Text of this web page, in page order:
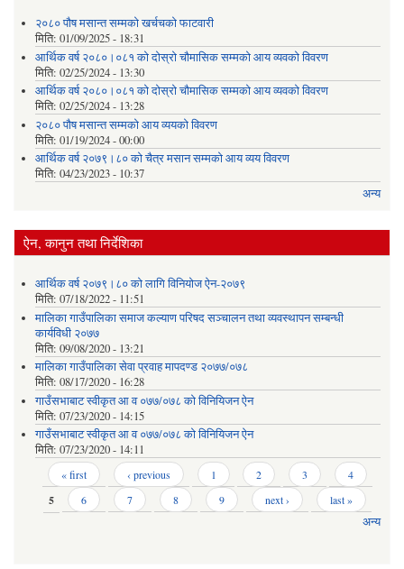
२०८० पौष मसान्त सम्मको खर्चचको फाटवारी
मिति: 01/09/2025 - 18:31
आर्थिक वर्ष २०८०।०८१ को दोस्रो चौमासिक सम्मको आय व्यवको विवरण
मिति: 02/25/2024 - 13:30
आर्थिक वर्ष २०८०।०८१ को दोस्रो चौमासिक सम्मको आय व्यवको विवरण
मिति: 02/25/2024 - 13:28
२०८० पौष मसान्त सम्मको आय व्ययको विवरण
मिति: 01/19/2024 - 00:00
आर्थिक वर्ष २०७९।८० को चैत्र मसान सम्मको आय व्यय विवरण
मिति: 04/23/2023 - 10:37
अन्य
ऐन, कानुन तथा निर्देशिका
आर्थिक वर्ष २०७९।८० को लागि विनियोज ऐन-२०७९
मिति: 07/18/2022 - 11:51
मालिका गाउँपालिका समाज कल्याण परिषद सञ्चालन तथा व्यवस्थापन सम्बन्धी
कार्यविधी २०७७
मिति: 09/08/2020 - 13:21
मालिका गाउँपालिका सेवा प्रवाह मापदण्ड २०७७/०७८
मिति: 08/17/2020 - 16:28
गाउँसभाबाट स्वीकृत आ व ०७७/०७८ को विनियिजन ऐन
मिति: 07/23/2020 - 14:15
गाउँसभाबाट स्वीकृत आ व ०७७/०७८ को विनियिजन ऐन
मिति: 07/23/2020 - 14:11
Pages « first ‹ previous 1 2 3 4
5 6 7 8 9 next › last »
अन्य